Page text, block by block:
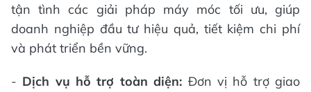
tận tình các giải pháp máy móc tối ưu, giúp
doanh nghiệp đầu tư hiệu quả, tiết kiệm chi phí
và phát triển bền vững.
- Dịch vụ hỗ trợ toàn diện: Đơn vị hỗ trợ giao